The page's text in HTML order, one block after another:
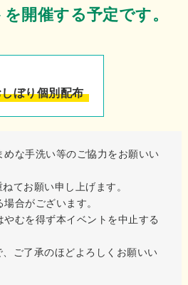
開催する予定です。
ぼり個別配布
な手洗い等のご協力をお願いい
てお願い申し上げます。
合がございます。
むを得ず本イベントを中止する
ご了承のほどよろしくお願いい